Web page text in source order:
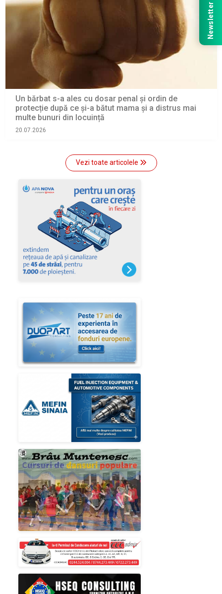
Un bărbat s-a ales cu dosar penal și ordin de
protecție după ce și-a bătut mama și a distrus mai
multe bunuri din locuință
20.07.2026
Vezi toate articolele
Newsletter